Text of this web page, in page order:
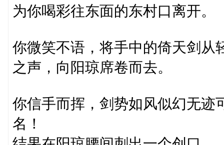
为你喝彩往东面的东村口离开。
你微笑不语，将手中的倚天剑从
之声，向阳琼席卷而去。
你信手而挥，剑势如风似幻无迹
名！